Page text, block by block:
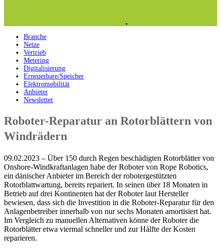
Branche
Netze
Vertrieb
Metering
Digitalisierung
Erneuerbare/Speicher
Elektromobilität
Anbieter
Newsletter
Roboter-Reparatur an Rotorblättern von
Windrädern
09.02.2023 – Über 150 durch Regen beschädigten Rotorblätter von
Onshore-Windkraftanlagen habe der Roboter von Rope Robotics,
ein dänischer Anbieter im Bereich der robotergestützten
Rotorblattwartung, bereits repariert. In seinen über 18 Monaten in
Betrieb auf drei Kontinenten hat der Roboter laut Hersteller
bewiesen, dass sich die Investition in die Roboter-Reparatur für den
Anlagenbetreiber innerhalb von nur sechs Monaten amortisiert hat.
Im Vergleich zu manuellen Alternativen könne der Roboter die
Rotorblätter etwa viermal schneller und zur Hälfte der Kosten
reparieren.